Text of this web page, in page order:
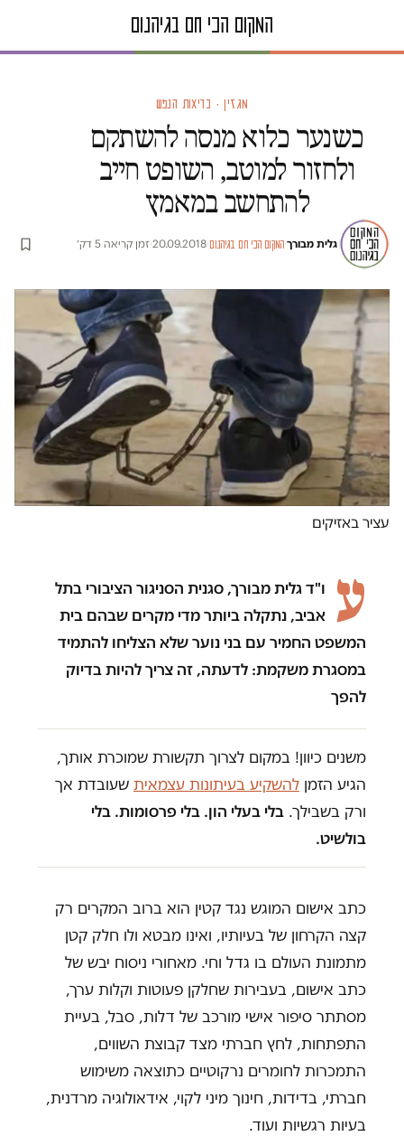
מגזין · בריאות הנפש
כשנער כלוא מנסה להשתקם
ולחזור למוטב, השופט חייב
להתחשב במאמץ
גלית מבורך·המקום הכי חם בגיהנום·
20.09.2018
·זמן קריאה 5 דק׳
עציר באזיקים
ע
ו"ד גלית מבורך, סגנית הסניגור הציבורי בתל
אביב, נתקלה ביותר מדי מקרים שבהם בית
המשפט החמיר עם בני נוער שלא הצליחו להתמיד
במסגרת משקמת: לדעתה, זה צריך להיות בדיוק
להפך
משנים כיוון! במקום לצרוך תקשורת שמוכרת אותך,
הגיע הזמן להשקיע בעיתונות עצמאית שעובדת אך
ורק בשבילך. בלי בעלי הון. בלי פרסומות. בלי
בולשיט.
כתב אישום המוגש נגד קטין הוא ברוב המקרים רק
קצה הקרחון של בעיותיו, ואינו מבטא ולו חלק קטן
מתמונת העולם בו גדל וחי. מאחורי ניסוח יבש של
כתב אישום, בעבירות שחלקן פעוטות וקלות ערך,
מסתתר סיפור אישי מורכב של דלות, סבל, בעיית
התפתחות, לחץ חברתי מצד קבוצת השווים,
התמכרות לחומרים נרקוטיים כתוצאה משימוש
חברתי, בדידות, חינוך מיני לקוי, אידאולוגיה מרדנית,
בעיות רגשיות ועוד.